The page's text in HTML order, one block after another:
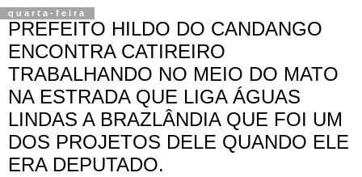
quarta-feira
PREFEITO HILDO DO CANDANGO
ENCONTRA CATIREIRO
TRABALHANDO NO MEIO DO MATO
NA ESTRADA QUE LIGA ÁGUAS
LINDAS A BRAZLÂNDIA QUE FOI UM
DOS PROJETOS DELE QUANDO ELE
ERA DEPUTADO.